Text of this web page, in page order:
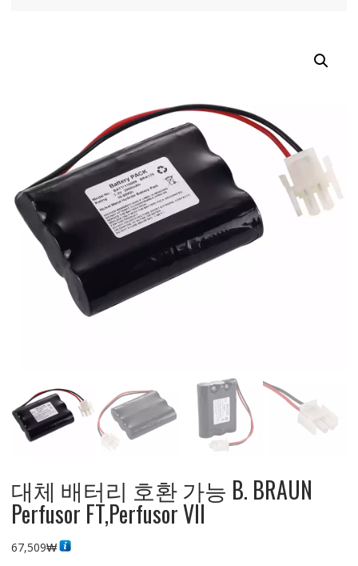
대체 배터리 호환 가능 B. BRAUN
Perfusor FT,Perfusor VII
67,509₩